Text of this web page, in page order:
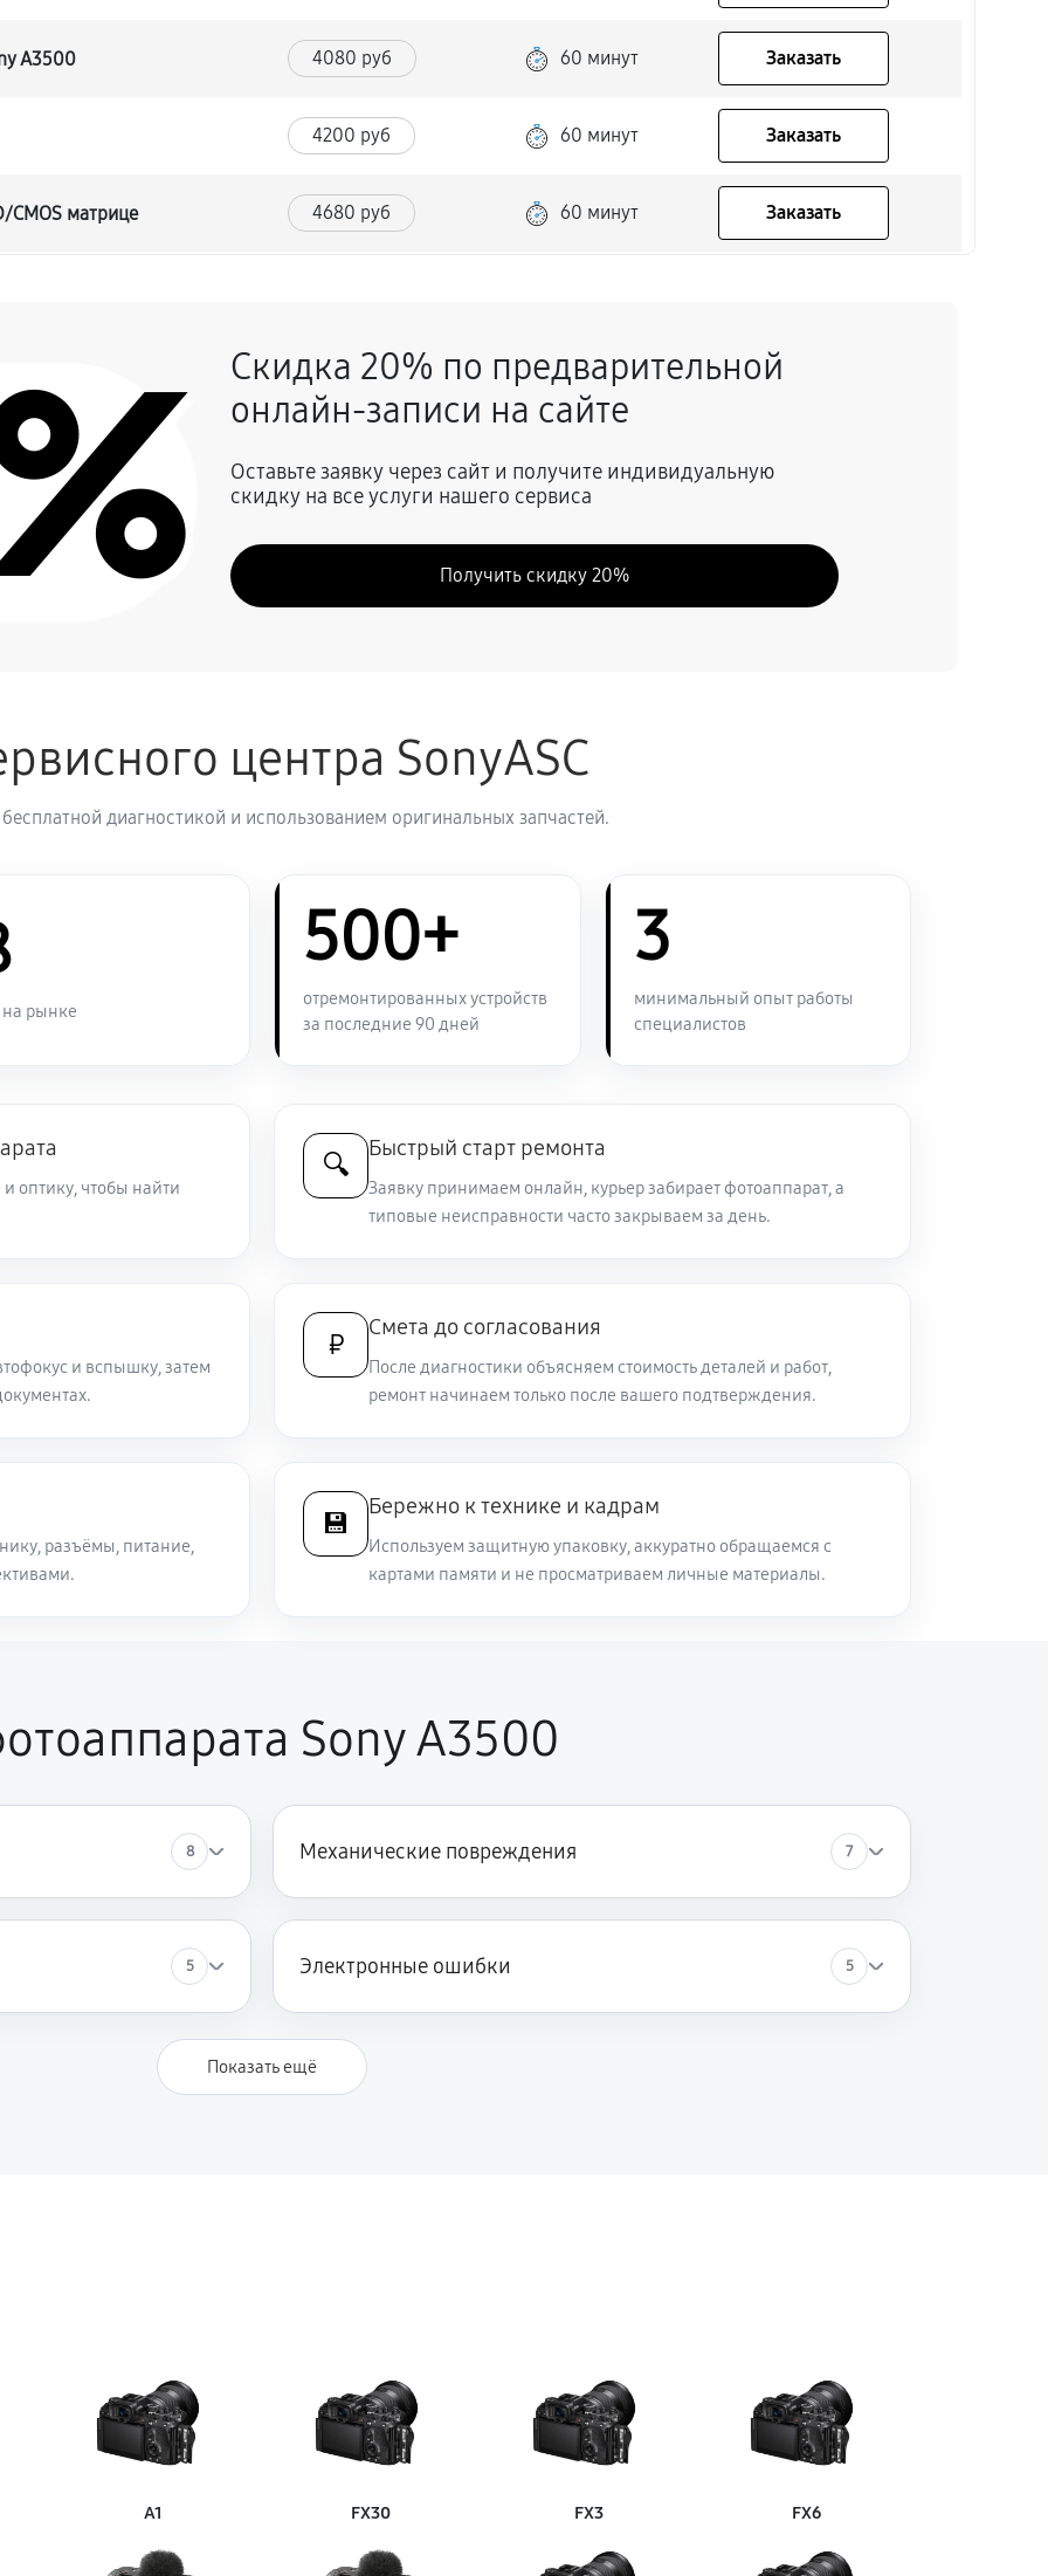
A3500 4080 руб 60 минут Заказать
4200 руб 60 минут Заказать
CMOS матрице 4680 руб 60 минут Заказать
3960 руб 60 минут Заказать
A3500
Заказать
3240 руб 60 минут
3420 руб 60 минут
3240 руб 60 минут
60 минут
2520 руб 60 минут
A3500 3660 руб 60 минут Заказать
Sony A3500 4200 руб 60 минут Заказать
Скидка 20% по предварительной
онлайн-записи на сайте
Оставьте заявку через сайт и получите индивидуальную
скидку на все услуги нашего сервиса
Получить скидку 20%
центра SonyASC
диагностикой и использованием оригинальных запчастей.
на рынке
500+
отремонтированных устройств
за последние 90 дней
3
минимальный опыт работы
специалистов
оптику, чтобы найти
🔍
Быстрый старт ремонта
Заявку принимаем онлайн, курьер забирает фотоаппарат, а
типовые неисправности часто закрываем за день.
и вспышку, затем
₽
Смета до согласования
После диагностики объясняем стоимость деталей и работ,
ремонт начинаем только после вашего подтверждения.
разъёмы, питание,
💾
Бережно к технике и кадрам
Используем защитную упаковку, аккуратно обращаемся с
картами памяти и не просматриваем личные материалы.
Sony A3500
8 Механические повреждения 7
5 Электронные ошибки 5
Показать ещё
A1 FX30 FX3 FX6